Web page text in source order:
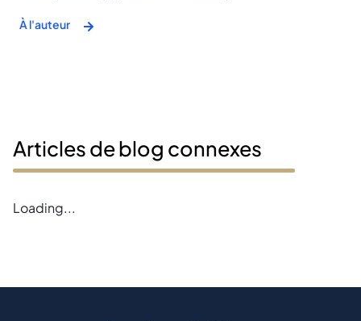
À l'auteur
Articles de blog connexes
Error loading blogs